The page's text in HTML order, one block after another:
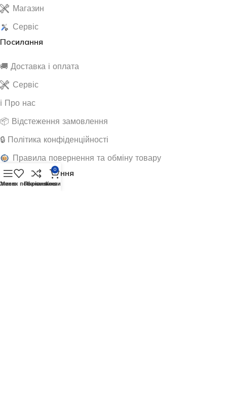
Магазин
Сервіс
Посилання
🚚 Доставка і оплата
Сервіс
ℹ️ Про нас
📦 Відстеження замовлення
🔒 Політика конфіденційності
Правила повернення та обміну товару
Корисні посилання
Меню побажань
Порівняння
0
Кошик